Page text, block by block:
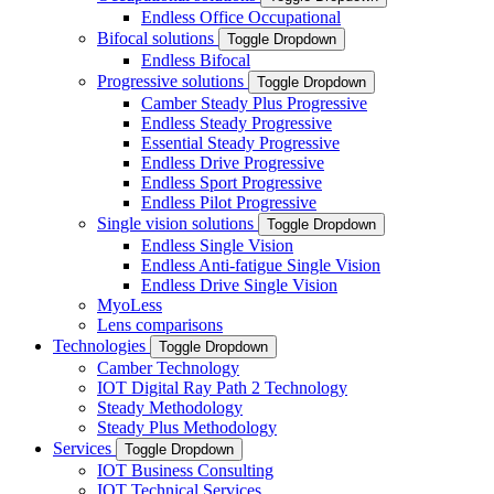
Endless Office Occupational
Bifocal solutions
Toggle Dropdown
Endless Bifocal
Progressive solutions
Toggle Dropdown
Camber Steady Plus Progressive
Endless Steady Progressive
Essential Steady Progressive
Endless Drive Progressive
Endless Sport Progressive
Endless Pilot Progressive
Single vision solutions
Toggle Dropdown
Endless Single Vision
Endless Anti-fatigue Single Vision
Endless Drive Single Vision
MyoLess
Lens comparisons
Technologies
Toggle Dropdown
Camber Technology
IOT Digital Ray Path 2 Technology
Steady Methodology
Steady Plus Methodology
Services
Toggle Dropdown
IOT Business Consulting
IOT Technical Services